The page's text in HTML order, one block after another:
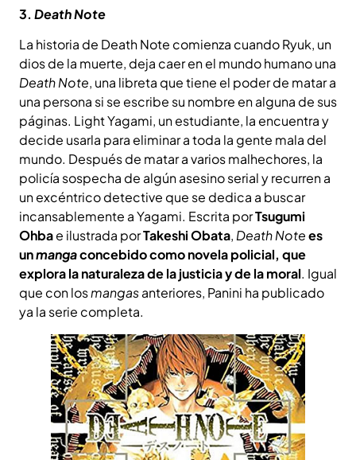
3. Death Note
La historia de Death Note comienza cuando Ryuk, un
dios de la muerte, deja caer en el mundo humano una
Death Note, una libreta que tiene el poder de matar a
una persona si se escribe su nombre en alguna de sus
páginas. Light Yagami, un estudiante, la encuentra y
decide usarla para eliminar a toda la gente mala del
mundo. Después de matar a varios malhechores, la
policía sospecha de algún asesino serial y recurren a
un excéntrico detective que se dedica a buscar
incansablemente a Yagami. Escrita porTsugumi
Ohbae ilustrada porTakeshi Obata, Death Notees
unmangaconcebido como novela policial, que
explora la naturaleza de la justicia y de la moral. Igual
que con losmangasanteriores, Panini ha publicado
ya la serie completa.